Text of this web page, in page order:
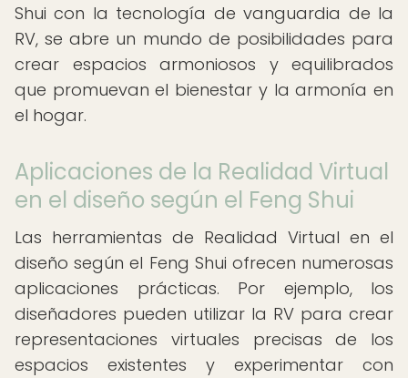
Shui con la tecnología de vanguardia de la
RV, se abre un mundo de posibilidades para
crear espacios armoniosos y equilibrados
que promuevan el bienestar y la armonía en
el hogar.
Aplicaciones de la Realidad Virtual
en el diseño según el Feng Shui
Las herramientas de Realidad Virtual en el
diseño según el Feng Shui ofrecen numerosas
aplicaciones prácticas. Por ejemplo, los
diseñadores pueden utilizar la RV para crear
representaciones virtuales precisas de los
espacios existentes y experimentar con